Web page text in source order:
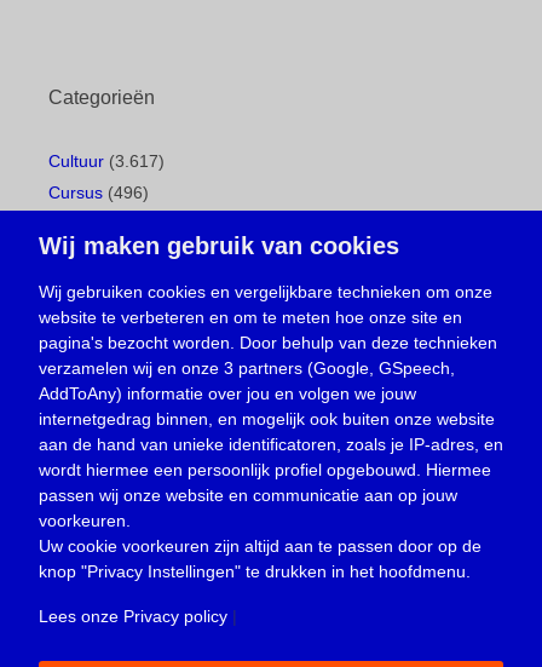
Categorieën
Cultuur (3.617)
Cursus (496)
Gemeentepagina(104)
Ingezonden brief(537)
Media(156)
Nieuws (23.329)
Oproep(734)
Overlijden(39)
Podcast(18)
prijsvraag (5)
Religie (1.438)
Service(226)
Wij maken gebruik van cookies
Wij gebruiken cookies en vergelijkbare technieken om onze
website te verbeteren en om te meten hoe onze site en
pagina's bezocht worden. Door behulp van deze technieken
verzamelen wij en onze 3 partners (Google, GSpeech,
AddToAny) informatie over jou en volgen we jouw
internetgedrag binnen, en mogelijk ook buiten onze website
aan de hand van unieke identificatoren, zoals je IP-adres, en
wordt hiermee een persoonlijk profiel opgebouwd. Hiermee
passen wij onze website en communicatie aan op jouw
voorkeuren.
Uw cookie voorkeuren zijn altijd aan te passen door op de
knop "Privacy Instellingen" te drukken in het hoofdmenu.
Lees onze Privacy policy |